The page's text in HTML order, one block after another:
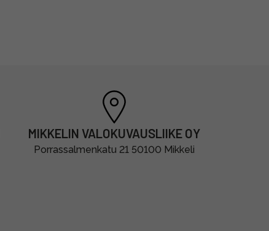
MIKKELIN VALOKUVAUSLIIKE OY
Porrassalmenkatu 21 50100 Mikkeli